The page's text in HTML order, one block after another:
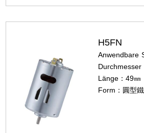
H5FN
Anwendbare
Durchmesser
Länge：49㎜
Form：圓型